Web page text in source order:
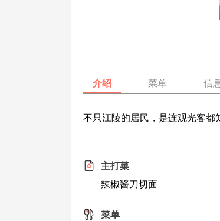
介绍 菜单 信
不只江陵的居民，是连观光客
主打菜
辣椒酱刀切面
菜单